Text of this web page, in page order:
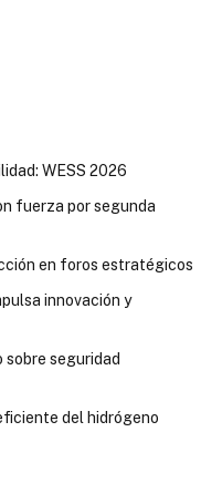
WESS 2026
fuerza por segunda
en foros estratégicos
innovación y
sobre seguridad
del hidrógeno